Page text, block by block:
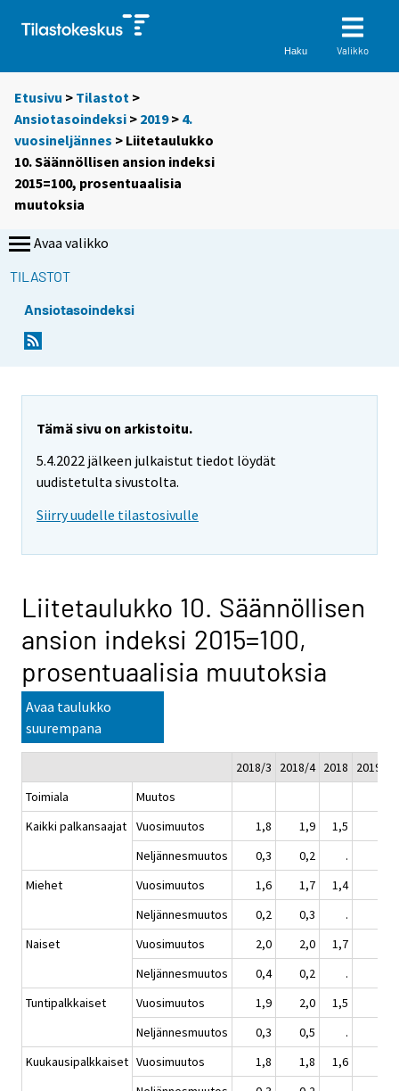
Haku Valikko
Etusivu > Tilastot >
Ansiotasoindeksi > 2019> 4.
vuosineljännes > Liitetaulukko
10. Säännöllisen ansion indeksi
2015=100, prosentuaalisia
muutoksia
Avaa valikko
TILASTOT
Ansiotasoindeksi
Tämä sivu on arkistoitu.
5.4.2022 jälkeen julkaistut tiedot löydät
uudistetulta sivustolta.
Siirry uudelle tilastosivulle
Liitetaulukko 10. Säännöllisen
ansion indeksi 2015=100,
prosentuaalisia muutoksia
Avaa taulukko
suurempana
2018/3 2018/4 2018
2019/1*
Toimiala
Muutos
Kaikki palkansaajat
Vuosimuutos 1,8 1,9 1,5
Neljännesmuutos
0,3 0,2 .
Miehet
Vuosimuutos 1,6 1,7 1,4
Neljännesmuutos
0,2 0,3 .
Naiset
Vuosimuutos 2,0 2,0 1,7
Neljännesmuutos
0,4 0,2 .
Tuntipalkkaiset
Vuosimuutos 1,9 2,0 1,5
Neljännesmuutos
0,3 0,5 .
Kuukausipalkkaiset Vuosimuutos 1,8 1,8 1,6